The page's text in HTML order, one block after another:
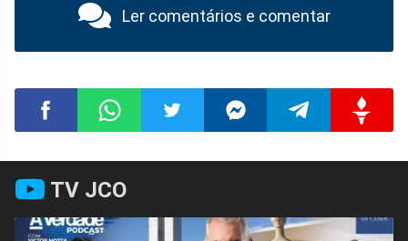
Ler comentários e comentar
Compartilhar
no
no
no
no
no
no
TV JCO